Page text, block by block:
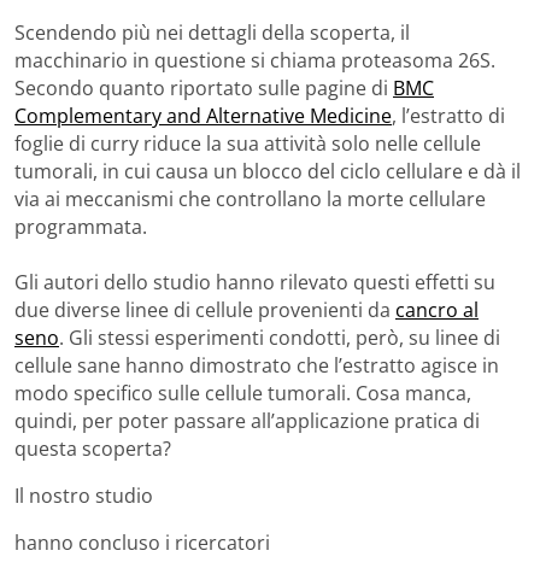
Scendendo più nei dettagli della scoperta, il
macchinario in questione si chiama proteasoma 26S.
Secondo quanto riportato sulle pagine di BMC
Complementary and Alternative Medicine, l’estratto di
foglie di curry riduce la sua attività solo nelle cellule
tumorali, in cui causa un blocco del ciclo cellulare e dà il
via ai meccanismi che controllano la morte cellulare
programmata.
Gli autori dello studio hanno rilevato questi effetti su
due diverse linee di cellule provenienti da cancro al
seno. Gli stessi esperimenti condotti, però, su linee di
cellule sane hanno dimostrato che l’estratto agisce in
modo specifico sulle cellule tumorali. Cosa manca,
quindi, per poter passare all’applicazione pratica di
questa scoperta?
Il nostro studio
hanno concluso i ricercatori